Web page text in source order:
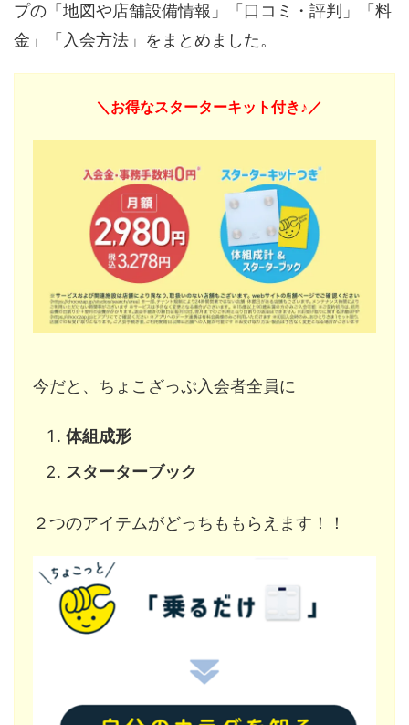
プの「地図や店舗設備情報」「口コミ・評判」「料
金」「入会方法」をまとめました。
＼お得なスターターキット付き♪／
今だと、ちょこざっぷ入会者全員に
体組成形
スターターブック
２つのアイテムがどっちももらえます！！